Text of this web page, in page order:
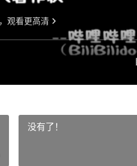
没有了！